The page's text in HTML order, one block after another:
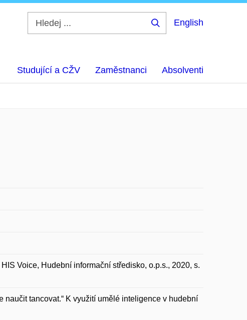
English
Studující a CŽV Zaměstnanci Absolventi
Voice, Hudební informační středisko, o.p.s., 2020, s.
tancovat.“ K využití umělé inteligence v hudební